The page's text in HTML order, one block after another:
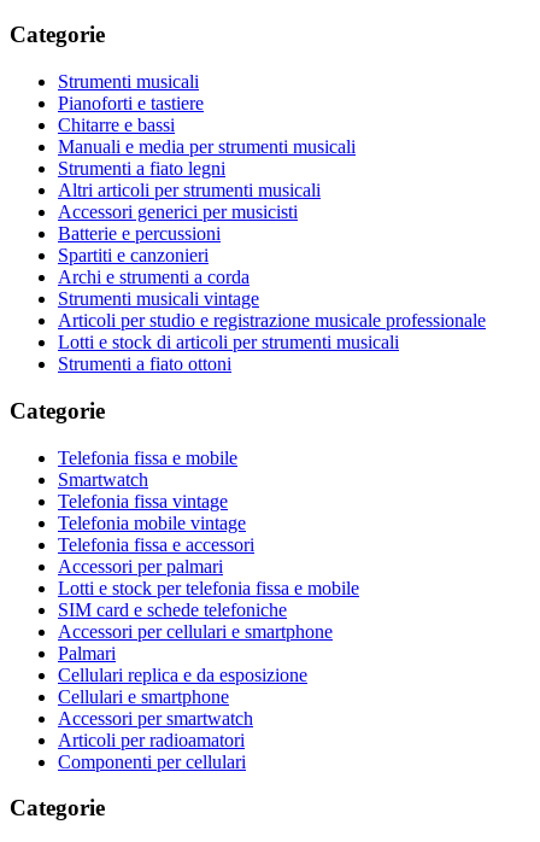
Categorie
Strumenti musicali
Pianoforti e tastiere
Chitarre e bassi
Manuali e media per strumenti musicali
Strumenti a fiato legni
Altri articoli per strumenti musicali
Accessori generici per musicisti
Batterie e percussioni
Spartiti e canzonieri
Archi e strumenti a corda
Strumenti musicali vintage
Articoli per studio e registrazione musicale professionale
Lotti e stock di articoli per strumenti musicali
Strumenti a fiato ottoni
Categorie
Telefonia fissa e mobile
Smartwatch
Telefonia fissa vintage
Telefonia mobile vintage
Telefonia fissa e accessori
Accessori per palmari
Lotti e stock per telefonia fissa e mobile
SIM card e schede telefoniche
Accessori per cellulari e smartphone
Palmari
Cellulari replica e da esposizione
Cellulari e smartphone
Accessori per smartwatch
Articoli per radioamatori
Componenti per cellulari
Categorie